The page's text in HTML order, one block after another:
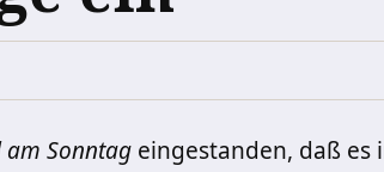
am Sonntag eingestanden, daß es